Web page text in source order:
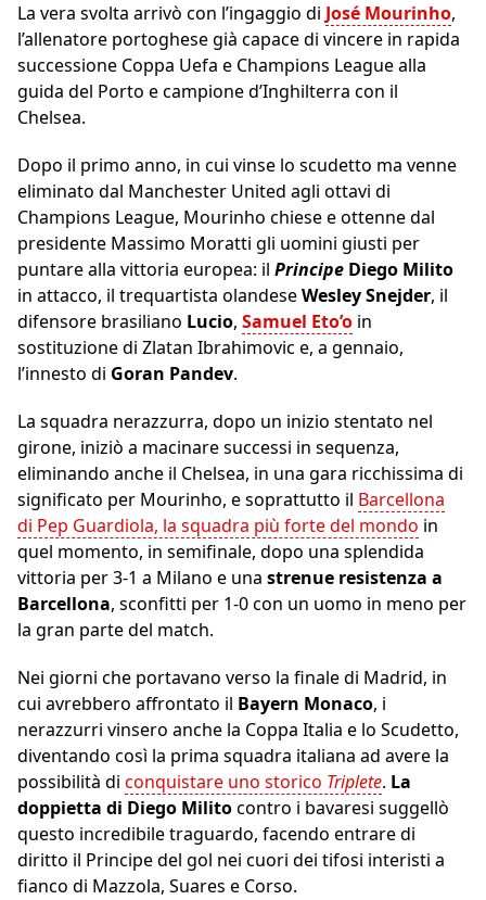
La vera svolta arrivò con l’ingaggio di José Mourinho,
l’allenatore portoghese già capace di vincere in rapida
successione Coppa Uefa e Champions League alla
guida del Porto e campione d’Inghilterra con il
Chelsea.
Dopo il primo anno, in cui vinse lo scudetto ma venne
eliminato dal Manchester United agli ottavi di
Champions League, Mourinho chiese e ottenne dal
presidente Massimo Moratti gli uomini giusti per
puntare alla vittoria europea: il Principe Diego Milito
in attacco, il trequartista olandeseWesley Snejder, il
difensore brasiliano Lucio, Samuel Eto’o in
sostituzione di Zlatan Ibrahimovic e, a gennaio,
l’innesto di Goran Pandev.
La squadra nerazzurra, dopo un inizio stentato nel
girone, iniziò a macinare successi in sequenza,
eliminando anche il Chelsea, in una gara ricchissima di
significato per Mourinho, e soprattutto il Barcellona
di Pep Guardiola, la squadra più forte del mondo in
quel momento, in semifinale, dopo una splendida
vittoria per 3-1 a Milano e una strenue resistenza a
Barcellona, sconfitti per 1-0 con un uomo in meno per
la gran parte del match.
Nei giorni che portavano verso la finale di Madrid, in
cui avrebbero affrontato il Bayern Monaco, i
nerazzurri vinsero anche la Coppa Italia e lo Scudetto,
diventando così la prima squadra italiana ad avere la
possibilità di conquistare uno storico Triplete. La
doppietta di Diego Militocontro i bavaresi suggellò
questo incredibile traguardo, facendo entrare di
diritto il Principe del gol nei cuori dei tifosi interisti a
fianco di Mazzola, Suares e Corso.